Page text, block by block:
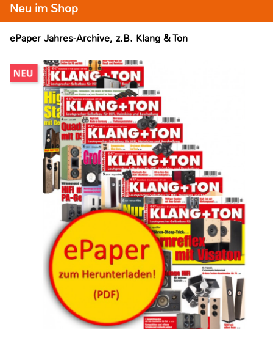
Neu im Shop
ePaper Jahres-Archive, z.B. Klang & Ton